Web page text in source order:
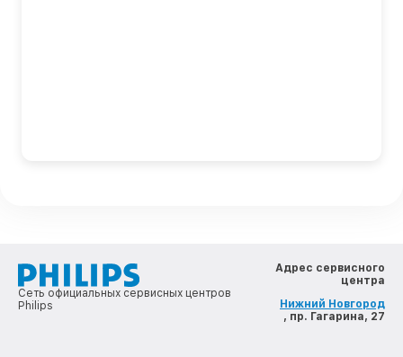
Сеть официальных сервисных центров
Philips
Адрес сервисного
центра
Нижний Новгород
, пр. Гагарина, 27